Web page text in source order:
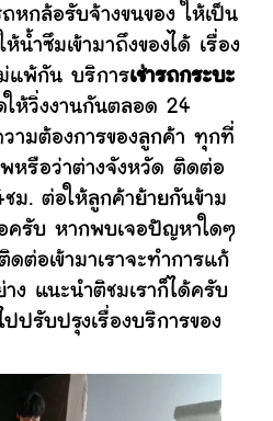
หกล้อรับจ้างขนของ ให้เป็น
น้ำซึมเข้ามาถึงของได้ เรื่อง
แพ้กัน บริการเช่ารถกระบะ
ให้วิ่งงานกันตลอด 24
วามต้องการของลูกค้า ทุกที่
พหรือว่าต่างจังหวัด ติดต่อ
ม. ต่อให้ลูกค้าย้ายกันข้าม
ครับ หากพบเจอปัญหาใดๆ
ต่อเข้ามาเราจะทำการแก้
ง แนะนำติชมเราก็ได้ครับ
ปปรับปรุงเรื่องบริการของ